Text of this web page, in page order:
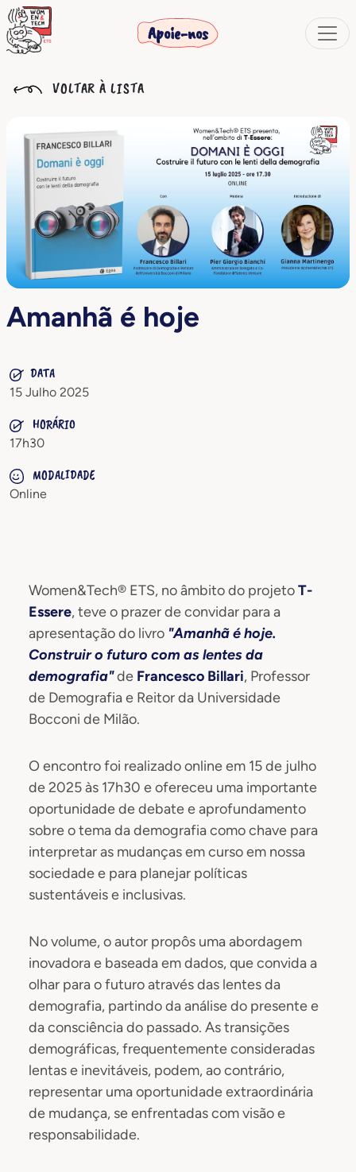
Apoie-nos
VOLTAR À LISTA
Amanhã é hoje
DATA
15 Julho 2025
HORÁRIO
17h30
MODALIDADE
Online
Women&Tech® ETS, no âmbito do projetoT-
Essere, teve o prazer de convidar para a
apresentação do livro "Amanhã é hoje.
Construir o futuro com as lentes da
demografia"de Francesco Billari, Professor
de Demografia e Reitor da Universidade
Bocconi de Milão.
O encontro foi realizado online em 15 de julho
de 2025 às 17h30 e ofereceu uma importante
oportunidade de debate e aprofundamento
sobre o tema da demografia como chave para
interpretar as mudanças em curso em nossa
sociedade e para planejar políticas
sustentáveis e inclusivas.
No volume, o autor propôs uma abordagem
inovadora e baseada em dados, que convida a
olhar para o futuro através das lentes da
demografia, partindo da análise do presente e
da consciência do passado. As transições
demográficas, frequentemente consideradas
lentas e inevitáveis, podem, ao contrário,
representar uma oportunidade extraordinária
de mudança, se enfrentadas com visão e
responsabilidade.